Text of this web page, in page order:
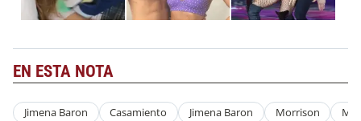
EN ESTA NOTA
Jimena Baron Casamiento Jimena Baron Morrison